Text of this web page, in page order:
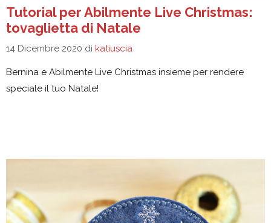
Tutorial per Abilmente Live Christmas:
tovaglietta di Natale
14 Dicembre 2020 di katiuscia
Bernina e Abilmente Live Christmas insieme per rendere
speciale il tuo Natale!